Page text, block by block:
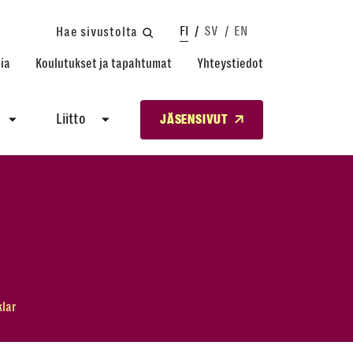
Hae sivustolta FI SV EN
Koulutukset ja tapahtumat Yhteystiedot
Liitto JÄSENSIVUT